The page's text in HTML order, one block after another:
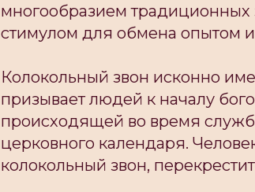
многообразием
стимулом для обмена опытом
Колокольный звон исконно
призывает людей к началу
происходящей во время
церковного календаря.
колокольный звон,